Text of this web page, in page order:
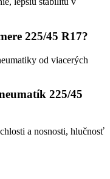
225/45 R17?
od viacerých
225/45
a nosnosti, hlučnosť